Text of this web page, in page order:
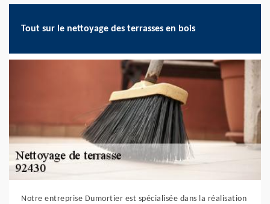
Tout sur le nettoyage des terrasses en bois
Notre entreprise Dumortier est spécialisée dans la réalisation